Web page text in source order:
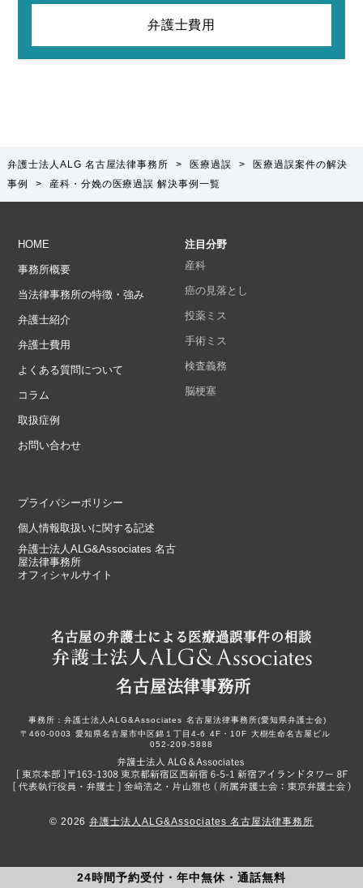
弁護士費用
24時間予約受付・年中無休・通話無料
弁護士法人ALG 名古屋法律事務所 > 医療過誤 >
医療過誤案件の解決
事例
> 産科・分娩の医療過誤解決事例一覧
HOME
事務所概要
当法律事務所の特徴・強み
弁護士紹介
弁護士費用
よくある質問について
コラム
取扱症例
お問い合わせ
注目分野
産科
癌の見落とし
投薬ミス
手術ミス
検査義務
脳梗塞
プライバシーポリシー
個人情報取扱いに関する記述
弁護士法人ALG&Associates 名古
屋法律事務所
オフィシャルサイト
名古屋の弁護士による医療過誤事件の相談
名古屋法律事務所
事務所：弁護士法人ALG&Associates 名古屋法律事務所(愛知県弁護士会)
〒460-0003
愛知県名古屋市中区錦１丁目4-6 4F・10F 大樹生命名古屋ビル
052-209-5888
© 2026弁護士法人ALG&Associates 名古屋法律事務所